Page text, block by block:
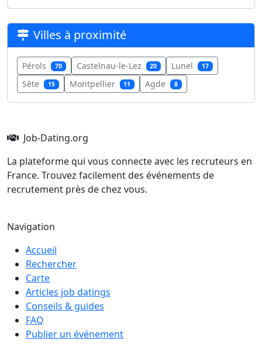
Villes à proximité
Pérols 70 Castelnau-le-Lez 20 Lunel 17
Sète 15 Montpellier 11 Agde 8
Job-Dating.org
La plateforme qui vous connecte avec les recruteurs en
France. Trouvez facilement des événements de
recrutement près de chez vous.
Navigation
Accueil
Rechercher
Carte
Articles job datings
Conseils & guides
FAQ
Publier un événement